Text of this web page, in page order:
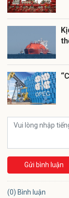
Gửi bình luận
(0) Bình luận